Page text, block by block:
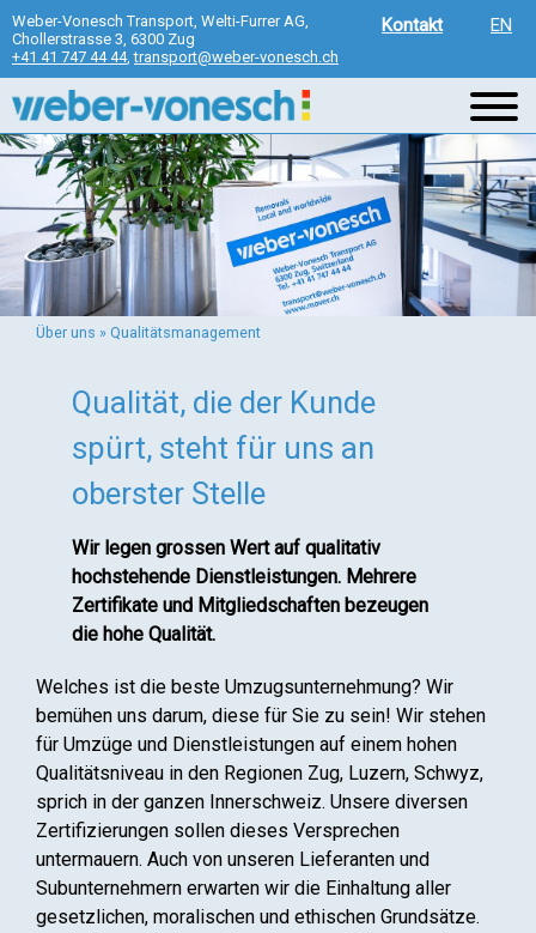
Direkt
zum
Inhalt
Weber-Vonesch Transport, Welti-Furrer AG,
Chollerstrasse 3, 6300 Zug
+41 41 747 44 44,transport@weber-vonesch.ch
Kontakt EN
Über uns » Qualitätsmanagement
Qualität, die der Kunde
spürt, steht für uns an
oberster Stelle
Wir legen grossen Wert auf qualitativ
hochstehende Dienstleistungen. Mehrere
Zertifikate und Mitgliedschaften bezeugen
die hohe Qualität.
Welches ist die beste Umzugsunternehmung? Wir
bemühen uns darum, diese für Sie zu sein! Wir stehen
für Umzüge und Dienstleistungen auf einem hohen
Qualitätsniveau in den Regionen Zug, Luzern, Schwyz,
sprich in der ganzen Innerschweiz. Unsere diversen
Zertifizierungen sollen dieses Versprechen
untermauern. Auch von unseren Lieferanten und
Subunternehmern erwarten wir die Einhaltung aller
gesetzlichen, moralischen und ethischen Grundsätze.